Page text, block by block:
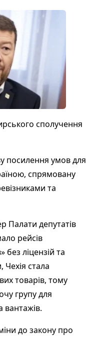
сполучення
посилення умов для
спрямовану
та
Палати депутатів
рейсів
без ліцензій та
Чехія стала
товарів, тому
групу для
вантажів.
до закону про